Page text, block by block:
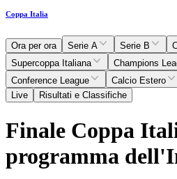
Coppa Italia
Ora per ora Serie A Serie B
Supercoppa Italiana
Champions
Conference League
Calcio Estero
Live
Risultati e Classifiche
Finale Coppa
programma